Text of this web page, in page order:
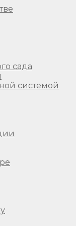
сада
системой